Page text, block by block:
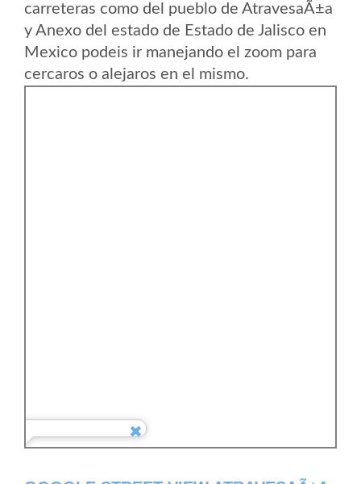
carreteras como del pueblo de AtravesaÃ±a
y Anexo del estado de Estado de Jalisco en
Mexico podeis ir manejando el zoom para
cercaros o alejaros en el mismo.